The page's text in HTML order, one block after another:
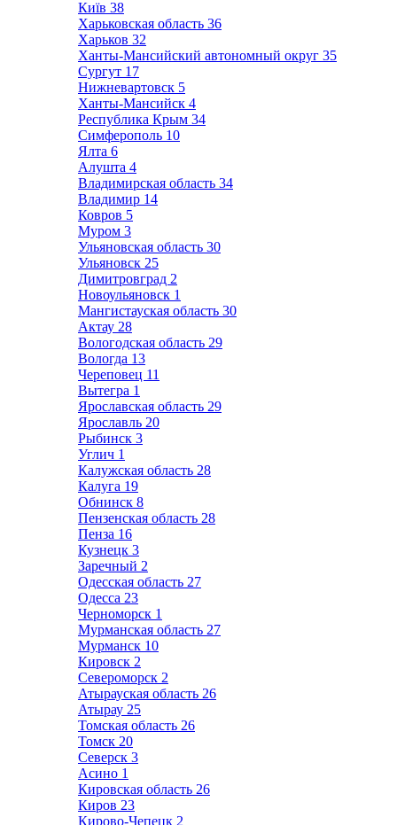
Київ 38
Харьковская область 36
Харьков 32
Ханты-Мансийский автономный округ 35
Сургут 17
Нижневартовск 5
Ханты-Мансийск 4
Республика Крым 34
Симферополь 10
Ялта 6
Алушта 4
Владимирская область 34
Владимир 14
Ковров 5
Муром 3
Ульяновская область 30
Ульяновск 25
Димитровград 2
Новоульяновск 1
Мангистауская область 30
Актау 28
Вологодская область 29
Вологда 13
Череповец 11
Вытегра 1
Ярославская область 29
Ярославль 20
Рыбинск 3
Углич 1
Калужская область 28
Калуга 19
Обнинск 8
Пензенская область 28
Пенза 16
Кузнецк 3
Заречный 2
Одесская область 27
Одесса 23
Черноморск 1
Мурманская область 27
Мурманск 10
Кировск 2
Североморск 2
Атырауская область 26
Атырау 25
Томская область 26
Томск 20
Северск 3
Асино 1
Кировская область 26
Киров 23
Кирово-Чепецк 2